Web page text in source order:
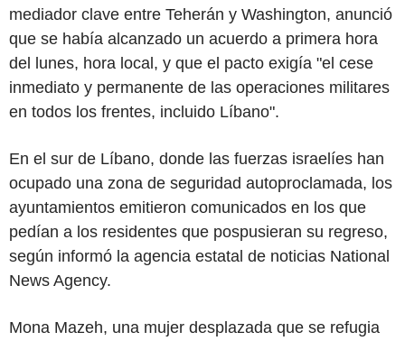
mediador clave entre Teherán y Washington, anunció
que se había alcanzado un acuerdo a primera hora
del lunes, hora local, y que el pacto exigía "el cese
inmediato y permanente de las operaciones militares
en todos los frentes, incluido Líbano".
En el sur de Líbano, donde las fuerzas israelíes han
ocupado una zona de seguridad autoproclamada, los
ayuntamientos emitieron comunicados en los que
pedían a los residentes que pospusieran su regreso,
según informó la agencia estatal de noticias National
News Agency.
Mona Mazeh, una mujer desplazada que se refugia